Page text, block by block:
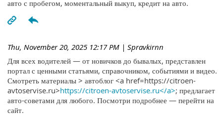
авто с пробегом, моментальный выкуп, кредит на авто.
Thu, November 20, 2025 12:17 PM | Spravkirnn
Для всех водителей — от новичков до бывалых, представлен
портал с ценными статьями, справочником, событиями и видео.
Смотреть материалы > автоблог <a href=https://citroen-
avtoservise.ru>https://citroen-avtoservise.ru</a>; предлагает
авто-советами для любого. Посмотри подробнее — перейти на
сайт.